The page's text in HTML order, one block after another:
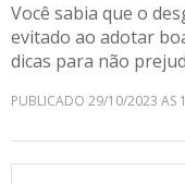
Você sabia que o
evitado ao adotar
dicas para não
PUBLICADO 29/10/2023 AS